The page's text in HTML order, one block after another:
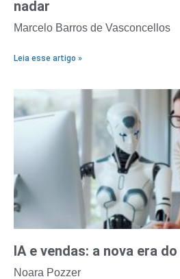
nadar
Marcelo Barros de Vasconcellos
Leia esse artigo »
IA e vendas: a nova era
Noara Pozzer